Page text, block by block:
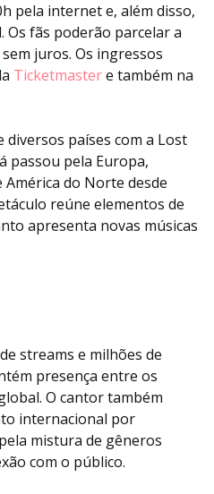
pela internet e, além disso,
Os fãs poderão parcelar a
juros. Os ingressos
Ticketmastere também na
países com a Lost
passou pela Europa,
do Norte desde
reúne elementos de
apresenta novas músicas
streams e milhões de
presença entre os
O cantor também
internacional por
mistura de gêneros
com o público.